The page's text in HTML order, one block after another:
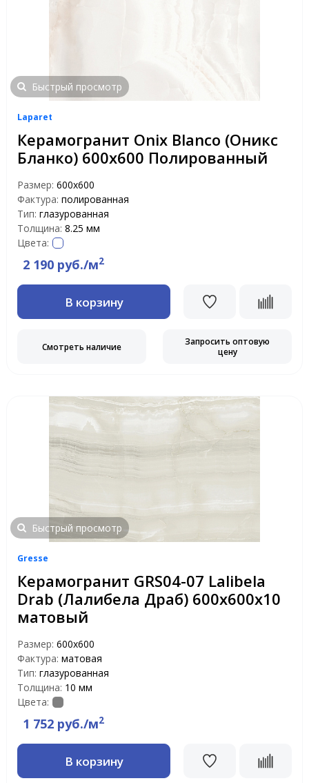
Быстрый просмотр
Laparet
Керамогранит Onix Blanco (Оникс
Бланко) 600х600 Полированный
Размер: 600x600
Фактура: полированная
Тип: глазурованная
Толщина: 8.25 мм
Цвета:
2 190 руб./м2
В корзину
Смотреть наличие
Запросить оптовую
цену
Быстрый просмотр
Gresse
Керамогранит GRS04-07 Lalibela
Drab (Лалибела Драб) 600х600x10
матовый
Размер: 600х600
Фактура: матовая
Тип: глазурованная
Толщина: 10 мм
Цвета:
1 752 руб./м2
В корзину